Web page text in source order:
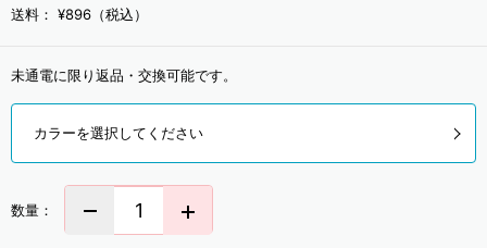
送料： ¥896（税込）
未通電に限り返品・交換可能です。
カラーを選択してください
数量：